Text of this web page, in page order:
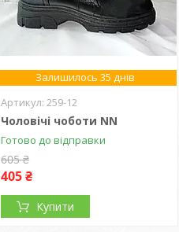
Залишилось 35 днів
259-12
Чоловічі чоботи NN
Готово до відправки
605 ₴
405 ₴
Купити